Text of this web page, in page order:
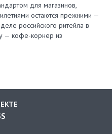
для магазинов,
остаются прежними —
российского ритейла в
— кофе-корнер из